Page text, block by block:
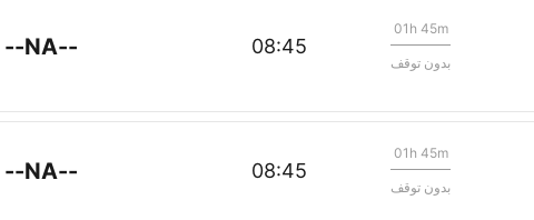
01h 45m
بدون توقف
08:45
--NA--
01h 45m
بدون توقف
08:45
--NA--